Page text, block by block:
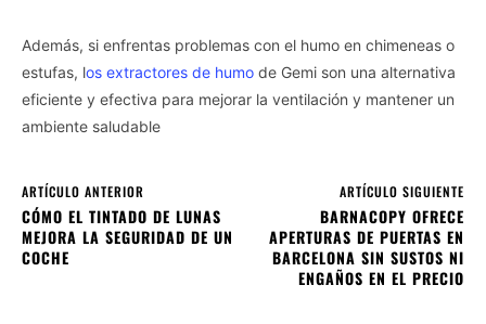
Además, si enfrentas problemas con el humo en chimeneas o
estufas, los extractores de humo de Gemi son una alternativa
eficiente y efectiva para mejorar la ventilación y mantener un
ambiente saludable
ARTÍCULO ANTERIOR
CÓMO EL TINTADO DE LUNAS
MEJORA LA SEGURIDAD DE UN
COCHE
ARTÍCULO SIGUIENTE
BARNACOPY OFRECE
APERTURAS DE PUERTAS EN
BARCELONA SIN SUSTOS NI
ENGAÑOS EN EL PRECIO